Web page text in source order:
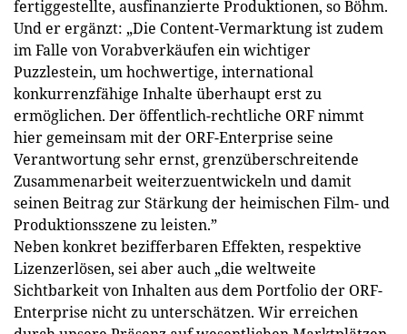
fertiggestellte, ausfinanzierte Produktionen, so Böhm.
Und er ergänzt: „Die Content-Vermarktung ist zudem
im Falle von Vorabverkäufen ein wichtiger
Puzzlestein, um hochwertige, international
konkurrenzfähige Inhalte überhaupt erst zu
ermöglichen. Der öffentlich-rechtliche ORF nimmt
hier gemeinsam mit der ORF-Enterprise seine
Verantwortung sehr ernst, grenzüberschreitende
Zusammenarbeit weiterzuentwickeln und damit
seinen Beitrag zur Stärkung der heimischen Film- und
Produktionsszene zu leisten.”
Neben konkret bezifferbaren Effekten, respektive
Lizenzerlösen, sei aber auch „die weltweite
Sichtbarkeit von Inhalten aus dem Portfolio der ORF-
Enterprise nicht zu unterschätzen. Wir erreichen